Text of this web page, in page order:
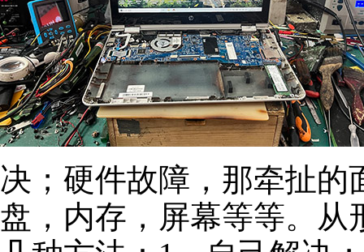
决；硬件故障，那牵扯的
盘，内存，屏幕等等。从